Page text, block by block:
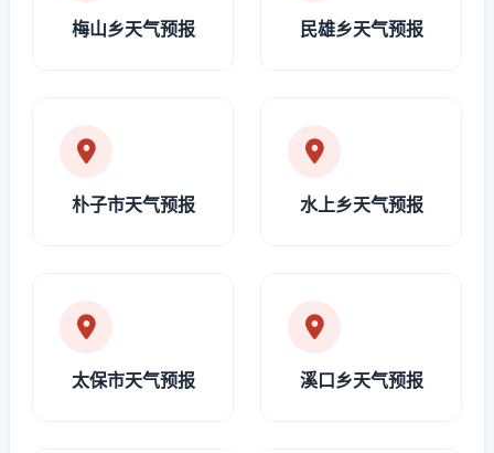
梅山乡天气预报 民雄乡天气预报
朴子市天气预报 水上乡天气预报
太保市天气预报 溪口乡天气预报